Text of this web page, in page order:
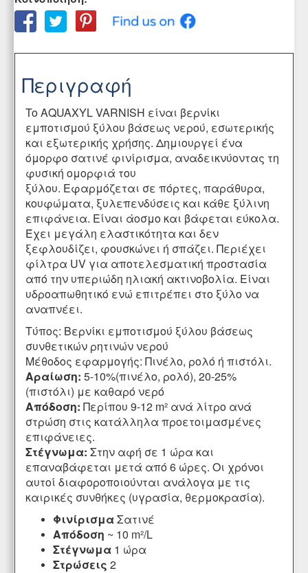
Περιγραφή
To AQUAXYL VARNISH είναι βερνίκι
εμποτισμού ξύλου βάσεως νερού, εσωτερικής
και εξωτερικής χρήσης. Δημιουργεί ένα
όμορφο σατινέ φινίρισμα, αναδεικνύοντας τη
φυσική ομορφιά του
ξύλου. Εφαρμόζεται σε πόρτες, παράθυρα,
κουφώματα, ξυλεπενδύσεις και κάθε ξύλινη
επιφάνεια. Είναι άοσμο και βάφεται εύκολα.
Έχει μεγάλη ελαστικότητα και δεν
ξεφλουδίζει, φουσκώνει ή σπάζει. Περιέχει
φίλτρα UV για αποτελεσματική προστασία
από την υπεριώδη ηλιακή ακτινοβολία. Είναι
υδροαπωθητικό ενώ επιτρέπει στο ξύλο να
αναπνέει.
Τύπος: Βερνίκι εμποτισμού ξύλου βάσεως
συνθετικών ρητινών νερού
Μέθοδος εφαρμογής: Πινέλο, ρολό ή πιστόλι.
Αραίωση: 5-10%(πινέλο, ρολό), 20-25%
(πιστόλι) με καθαρό νερό
Απόδοση: Περίπου 9-12 m² ανά λίτρο ανά
στρώση στις κατάλληλα προετοιμασμένες
επιφάνειες.
Στέγνωμα: Στην αφή σε 1 ώρα και
επαναβάφεται μετά από 6 ώρες. Οι χρόνοι
αυτοί διαφοροποιούνται ανάλογα με τις
καιρικές συνθήκες (υγρασία, θερμοκρασία).
ΦινίρισμαΣατινέ
Απόδοση ~ 10 m²/L
Στέγνωμα 1 ώρα
Στρώσεις 2